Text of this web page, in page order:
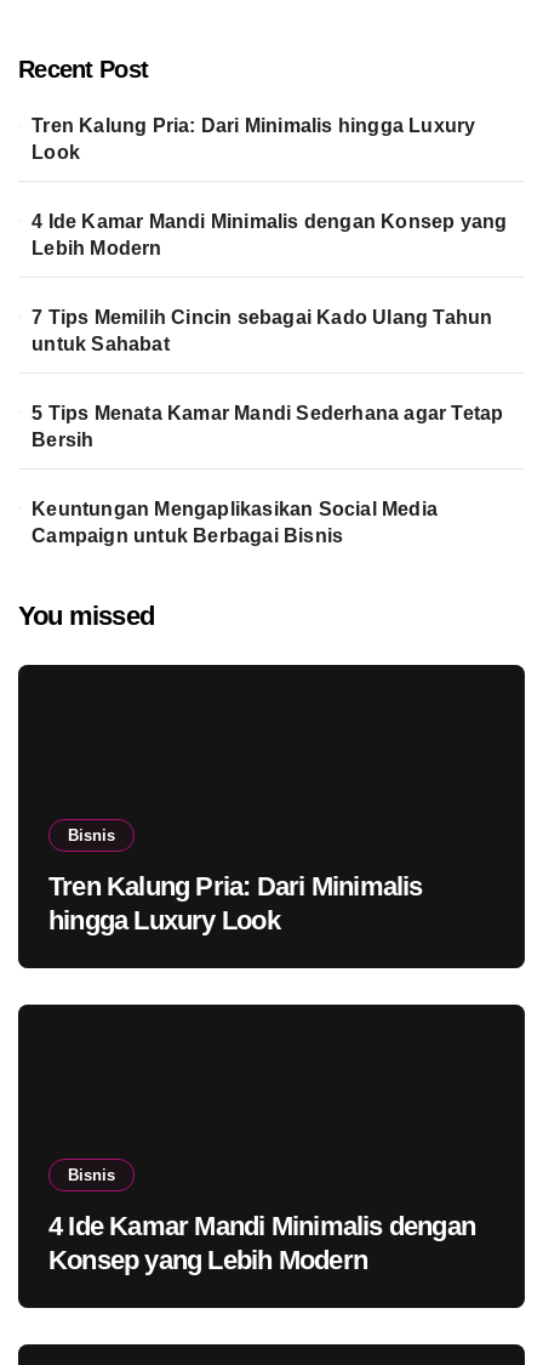
Recent Post
Tren Kalung Pria: Dari Minimalis hingga Luxury
Look
4 Ide Kamar Mandi Minimalis dengan Konsep yang
Lebih Modern
7 Tips Memilih Cincin sebagai Kado Ulang Tahun
untuk Sahabat
5 Tips Menata Kamar Mandi Sederhana agar Tetap
Bersih
Keuntungan Mengaplikasikan Social Media
Campaign untuk Berbagai Bisnis
You missed
Bisnis
Tren Kalung Pria: Dari Minimalis
hingga Luxury Look
Bisnis
4 Ide Kamar Mandi Minimalis dengan
Konsep yang Lebih Modern